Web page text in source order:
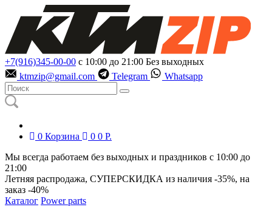
+7(916)345-00-00 с 10:00 до 21:00 Без выходных
ktmzip@gmail.com
Telegram Whatsapp
0 Корзина 0 0 Р.
Мы всегда работаем без выходных и праздников с 10:00 до
21:00
Летняя распродажа, СУПЕРСКИДКА из наличия -35%, на
заказ -40%
Каталог Power parts